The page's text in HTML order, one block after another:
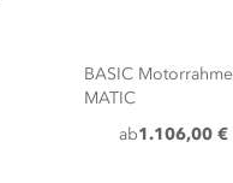
BASIC
MATIC
ab1.106,00 €